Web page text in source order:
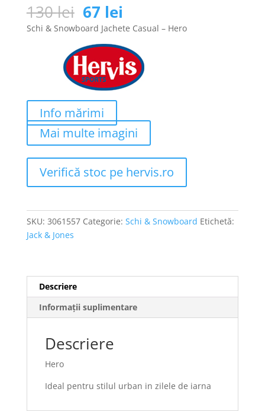
130lei Prețul
inițial
a
fost:
130 lei.
67 lei
curent
este:
67 lei.
Schi & Snowboard Jachete Casual – Hero
Info mărimi
Mai multe imagini
Verifică stoc pe hervis.ro
SKU: 3061557 Categorie: Schi & Snowboard Etichetă:
Jack & Jones
Descriere
Informații suplimentare
Descriere
Hero
Ideal pentru stilul urban in zilele de iarna